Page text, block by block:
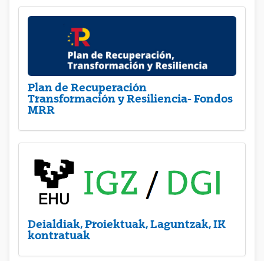
Plan de Recuperación
Transformación y Resiliencia- Fondos
MRR
Deialdiak, Proiektuak, Laguntzak, IK
kontratuak